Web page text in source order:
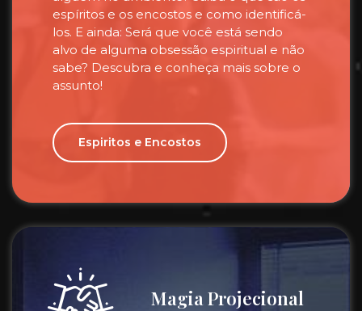
espíritos e os encostos e como identificá-
los. E ainda: Será que você está sendo
alvo de alguma obsessão espiritual e não
sabe? Descubra e conheça mais sobre o
assunto!
Espiritos e Encostos
Magia Projecional